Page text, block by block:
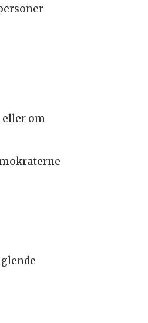
eller om